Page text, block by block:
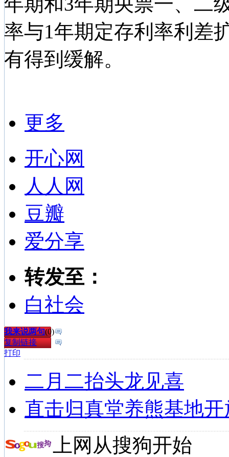
率与1年期定存利率利差
有得到缓解。
更多
开心网
人人网
豆瓣
爱分享
转发至：
白社会
我来说两句(0)
复制链接
打印
二月二抬头龙见喜
直击归真堂养熊基地开
上网从搜狗开始